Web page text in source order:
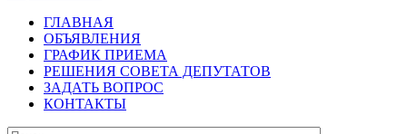
ГЛАВНАЯ
ОБЪЯВЛЕНИЯ
ГРАФИК ПРИЕМА
РЕШЕНИЯ СОВЕТА ДЕПУТАТОВ
ЗАДАТЬ ВОПРОС
КОНТАКТЫ